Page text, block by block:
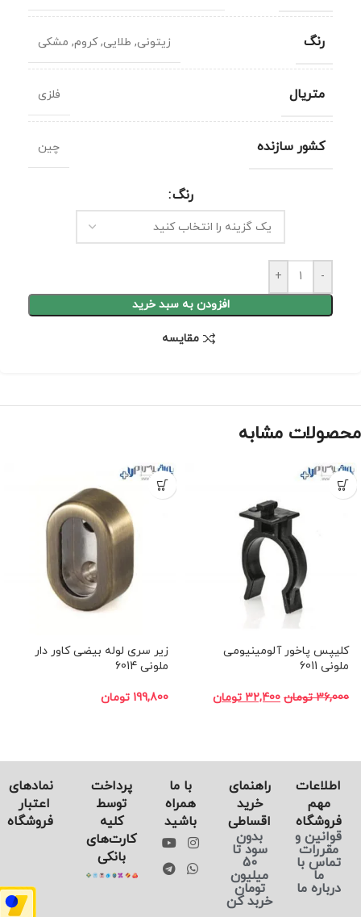
رنگ زیتونی, طلایی,کروم, مشکی
متریال فلزی
کشور سازنده چین
رنگ
-
+
افزودن به سبد خرید
مقايسه
محصولات مشابه
-10%
کلیپس پاخور آلومینیومی
ملونی 6011
36,000 تومان 32,400 تومان
-10%
زیر سری لوله بیضی کاور دار
ملونی 6014
199,800 تومان
اطلاعات
مهم
فروشگاه
قوانین و
مقررات
تماس با
ما
درباره ما
راهنمای
خرید
اقساطی
بدون
سود تا
50
میلیون
تومان
خربد کن
با ما
همراه
باشید
پرداخت
توسط
کلیه
کارت‌های
بانکی
نماد‌های
اعتبار
فروشگاه